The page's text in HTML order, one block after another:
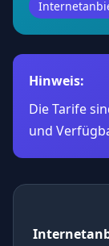
Hinweis:
Die Tarife
und